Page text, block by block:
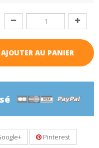
AJOUTER AU PANIER
Pinterest